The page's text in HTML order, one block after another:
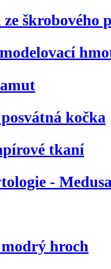
škrobového
kočka
tkaní
-
hroch